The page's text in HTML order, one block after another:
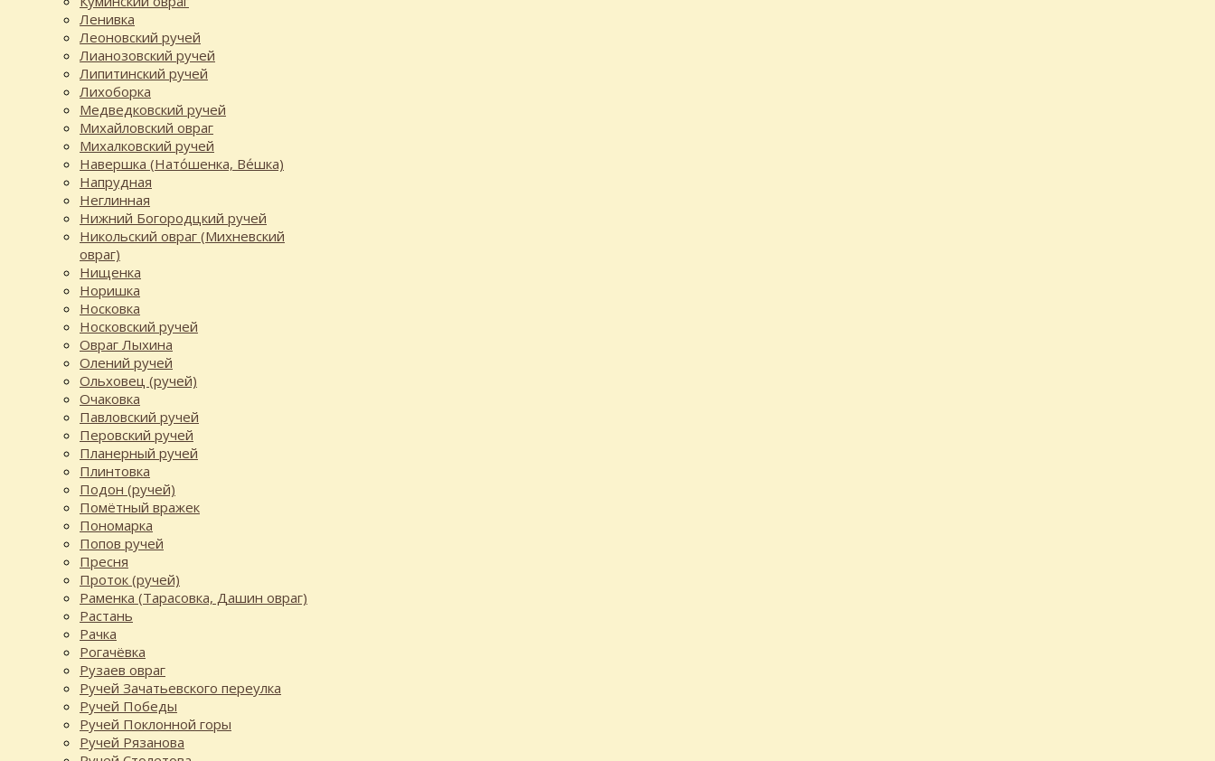
Ленивка
Леоновский ручей
Лианозовский ручей
Липитинский ручей
Лихоборка
Медведковский ручей
Михайловский овраг
Михалковский ручей
Навершка (Нато́шенка, Ве́шка)
Напрудная
Неглинная
Нижний Богородцкий ручей
Никольский овраг (Михневский
овраг)
Нищенка
Норишка
Носковка
Носковский ручей
Овраг Лыхина
Олений ручей
Ольховец (ручей)
Очаковка
Павловский ручей
Перовский ручей
Планерный ручей
Плинтовка
Подон (ручей)
Помётный вражек
Пономарка
Попов ручей
Пресня
Проток (ручей)
Раменка (Тарасовка, Дашин овраг)
Растань
Рачка
Рогачёвка
Рузаев овраг
Ручей Зачатьевского переулка
Ручей Победы
Ручей Поклонной горы
Ручей Рязанова